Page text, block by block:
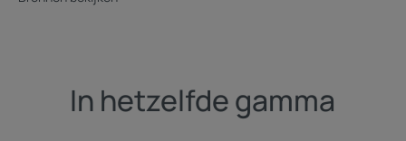
In hetzelfde gamma